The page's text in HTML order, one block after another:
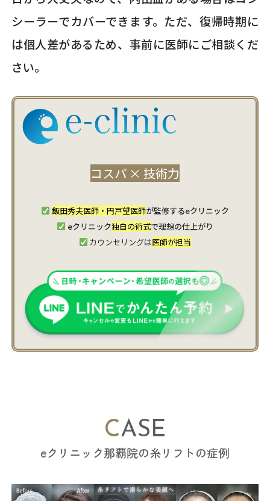
シーラーでカバーできます。ただ、復帰時期に
は個人差があるため、事前に医師にご相談くだ
さい。
コスパ × 技術力
飯田秀夫医師・円戸望医師が監修するeクリニック
eクリニック独自の術式で理想の仕上がり
カウンセリングは医師が担当
CASE
eクリニック那覇院の糸リフトの症例